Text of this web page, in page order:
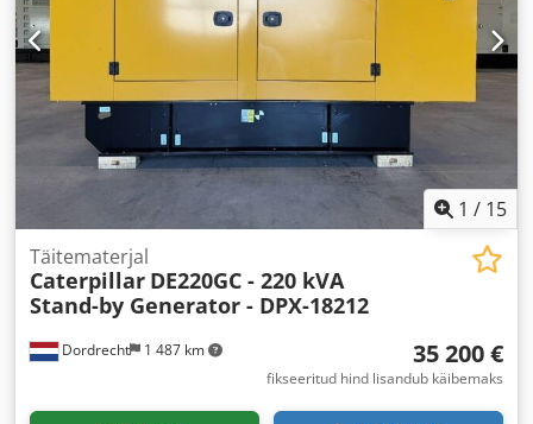
1 / 15
Dordrecht 1 487 km
Täitematerjal
Caterpillar DE220GC - 220 kVA
Stand-by Generator - DPX-18212
35 200 €
fikseeritud hind lisandub käibemaks